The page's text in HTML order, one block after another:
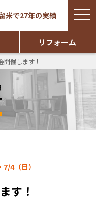
米で27年の実績
リフォーム
開催します！
4（日）
す！